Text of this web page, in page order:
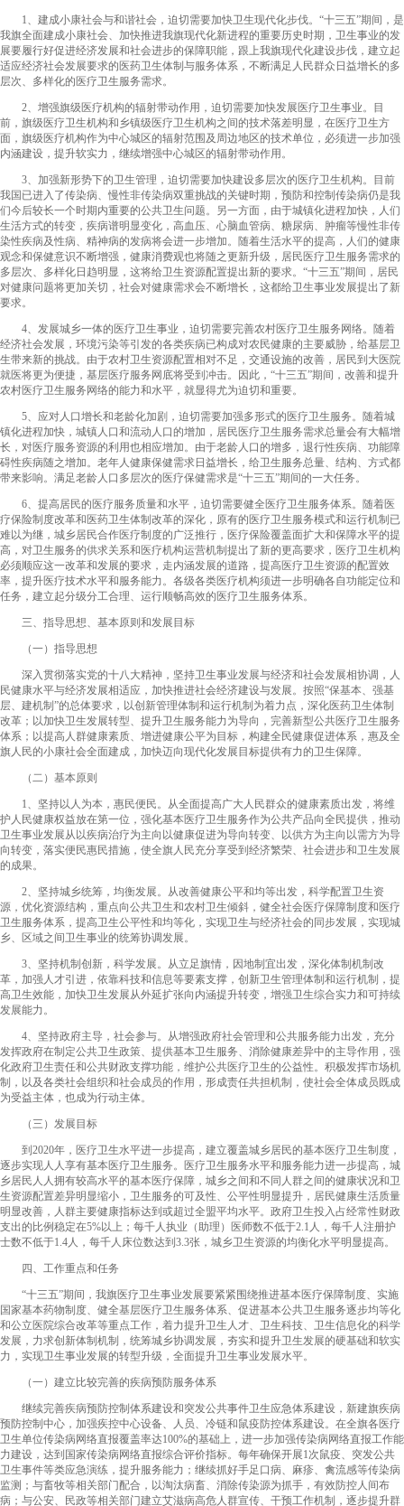
1、建成小康社会与和谐社会，迫切需要加快卫生现代化步伐。“十三五”期间，是
我旗全面建成小康社会、加快推进我旗现代化新进程的重要历史时期，卫生事业的发
展要履行好促进经济发展和社会进步的保障职能，跟上我旗现代化建设步伐，建立起
适应经济社会发展要求的医药卫生体制与服务体系，不断满足人民群众日益增长的多
层次、多样化的医疗卫生服务需求。
2、增强旗级医疗机构的辐射带动作用，迫切需要加快发展医疗卫生事业。目
前，旗级医疗卫生机构和乡镇级医疗卫生机构之间的技术落差明显，在医疗卫生方
面，旗级医疗机构作为中心城区的辐射范围及周边地区的技术单位，必须进一步加强
内涵建设，提升软实力，继续增强中心城区的辐射带动作用。
3、加强新形势下的卫生管理，迫切需要加快建设多层次的医疗卫生机构。目前
我国已进入了传染病、慢性非传染病双重挑战的关键时期，预防和控制传染病仍是我
们今后较长一个时期内重要的公共卫生问题。另一方面，由于城镇化进程加快，人们
生活方式的转变，疾病谱明显变化，高血压、心脑血管病、糖尿病、肿瘤等慢性非传
染性疾病及性病、精神病的发病将会进一步增加。随着生活水平的提高，人们的健康
观念和保健意识不断增强，健康消费观也将随之更新升级，居民医疗卫生服务需求的
多层次、多样化日趋明显，这将给卫生资源配置提出新的要求。“十三五”期间，居民
对健康问题将更加关切，社会对健康需求会不断增长，这都给卫生事业发展提出了新
要求。
4、发展城乡一体的医疗卫生事业，迫切需要完善农村医疗卫生服务网络。随着
经济社会发展，环境污染等引发的各类疾病已构成对农民健康的主要威胁，给基层卫
生带来新的挑战。由于农村卫生资源配置相对不足，交通设施的改善，居民到大医院
就医将更为便捷，基层医疗服务网底将受到冲击。因此，“十三五”期间，改善和提升
农村医疗卫生服务网络的能力和水平，就显得尤为迫切和重要。
5、应对人口增长和老龄化加剧，迫切需要加强多形式的医疗卫生服务。随着城
镇化进程加快，城镇人口和流动人口的增加，居民医疗卫生服务需求总量会有大幅增
长，对医疗服务资源的利用也相应增加。由于老龄人口的增多，退行性疾病、功能障
碍性疾病随之增加。老年人健康保健需求日益增长，给卫生服务总量、结构、方式都
带来影响。满足老龄人口多层次的医疗保健需求是“十三五”期间的一大任务。
6、提高居民的医疗服务质量和水平，迫切需要健全医疗卫生服务体系。随着医
疗保险制度改革和医药卫生体制改革的深化，原有的医疗卫生服务模式和运行机制已
难以为继，城乡居民合作医疗制度的广泛推行，医疗保险覆盖面扩大和保障水平的提
高，对卫生服务的供求关系和医疗机构运营机制提出了新的更高要求，医疗卫生机构
必须顺应这一改革和发展的要求，走内涵发展的道路，提高医疗卫生资源的配置效
率，提升医疗技术水平和服务能力。各级各类医疗机构须进一步明确各自功能定位和
任务，建立起分级分工合理、运行顺畅高效的医疗卫生服务体系。
三、指导思想、基本原则和发展目标
（一）指导思想
深入贯彻落实党的十八大精神，坚持卫生事业发展与经济和社会发展相协调，人
民健康水平与经济发展相适应，加快推进社会经济建设与发展。按照“保基本、强基
层、建机制”的总体要求，以创新管理体制和运行机制为着力点，深化医药卫生体制
改革；以加快卫生发展转型、提升卫生服务能力为导向，完善新型公共医疗卫生服务
体系；以提高人群健康素质、增进健康公平为目标，构建全民健康促进体系，惠及全
旗人民的小康社会全面建成，加快迈向现代化发展目标提供有力的卫生保障。
（二）基本原则
1、坚持以人为本，惠民便民。从全面提高广大人民群众的健康素质出发，将维
护人民健康权益放在第一位，强化基本医疗卫生服务作为公共产品向全民提供，推动
卫生事业发展从以疾病治疗为主向以健康促进为导向转变、以供方为主向以需方为导
向转变，落实便民惠民措施，使全旗人民充分享受到经济繁荣、社会进步和卫生发展
的成果。
2、坚持城乡统筹，均衡发展。从改善健康公平和均等出发，科学配置卫生资
源，优化资源结构，重点向公共卫生和农村卫生倾斜，健全社会医疗保障制度和医疗
卫生服务体系，提高卫生公平性和均等化，实现卫生与经济社会的同步发展，实现城
乡、区域之间卫生事业的统筹协调发展。
3、坚持机制创新，科学发展。从立足旗情，因地制宜出发，深化体制机制改
革，加强人才引进，依靠科技和信息等要素支撑，创新卫生管理体制和运行机制，提
高卫生效能，加快卫生发展从外延扩张向内涵提升转变，增强卫生综合实力和可持续
发展能力。
4、坚持政府主导，社会参与。从增强政府社会管理和公共服务能力出发，充分
发挥政府在制定公共卫生政策、提供基本卫生服务、消除健康差异中的主导作用，强
化政府卫生责任和公共财政支撑功能，维护公共医疗卫生的公益性。积极发挥市场机
制，以及各类社会组织和社会成员的作用，形成责任共担机制，使社会全体成员既成
为受益主体，也成为行动主体。
（三）发展目标
到2020年，医疗卫生水平进一步提高，建立覆盖城乡居民的基本医疗卫生制度，
逐步实现人人享有基本医疗卫生服务。医疗卫生服务水平和服务能力进一步提高，城
乡居民人人拥有较高水平的基本医疗保障，城乡之间和不同人群之间的健康状况和卫
生资源配置差异明显缩小，卫生服务的可及性、公平性明显提升，居民健康生活质量
明显改善，人群主要健康指标达到或超过全盟平均水平。政府卫生投入占经常性财政
支出的比例稳定在5%以上；每千人执业（助理）医师数不低于2.1人，每千人注册护
士数不低于1.4人，每千人床位数达到3.3张，城乡卫生资源的均衡化水平明显提高。
四、工作重点和任务
“十三五”期间，我旗医疗卫生事业发展要紧紧围绕推进基本医疗保障制度、实施
国家基本药物制度、健全基层医疗卫生服务体系、促进基本公共卫生服务逐步均等化
和公立医院综合改革等重点工作，着力提升卫生人才、卫生科技、卫生信息化的科学
发展，力求创新体制机制，统筹城乡协调发展，夯实和提升卫生发展的硬基础和软实
力，实现卫生事业发展的转型升级，全面提升卫生事业发展水平。
（一）建立比较完善的疾病预防服务体系
继续完善疾病预防控制体系建设和突发公共事件卫生应急体系建设，新建旗疾病
预防控制中心，加强疾控中心设备、人员、冷链和鼠疫防控体系建设。在全旗各医疗
卫生单位传染病网络直报覆盖率达100%的基础上，进一步加强传染病网络直报工作能
力建设，达到国家传染病网络直报综合评价指标。每年确保开展1次鼠疫、突发公共
卫生事件等类应急演练，提升服务能力；继续抓好手足口病、麻疹、禽流感等传染病
监测；与畜牧等相关部门配合，以淘汰病畜、消除传染源为抓手，有效防控人间布
病；与公安、民政等相关部门建立艾滋病高危人群宣传、干预工作机制，逐步提升群